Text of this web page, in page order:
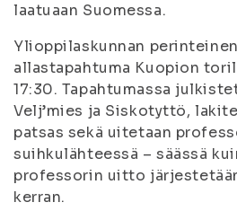
laatuaan Suomessa.
Ylioppilaskunnan
allastapahtuma Kuopion
17:30. Tapahtumassa
Velj’mies ja Siskotyttö,
patsas sekä uitetaan
suihkulähteessä – säässä
professorin uitto
kerran.